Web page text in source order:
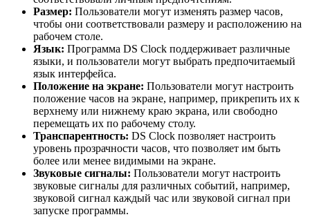
Размер: Пользователи могут изменять размер часов,
чтобы они соответствовали размеру и расположению на
рабочем столе.
Язык: Программа DS Clock поддерживает различные
языки, и пользователи могут выбрать предпочитаемый
язык интерфейса.
Положение на экране: Пользователи могут настроить
положение часов на экране, например, прикрепить их к
верхнему или нижнему краю экрана, или свободно
перемещать их по рабочему столу.
Транспарентность: DS Clock позволяет настроить
уровень прозрачности часов, что позволяет им быть
более или менее видимыми на экране.
Звуковые сигналы: Пользователи могут настроить
звуковые сигналы для различных событий, например,
звуковой сигнал каждый час или звуковой сигнал при
запуске программы.